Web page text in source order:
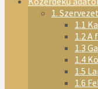
1.
1.1
1.2
1.3
1.4
1.5
1.6